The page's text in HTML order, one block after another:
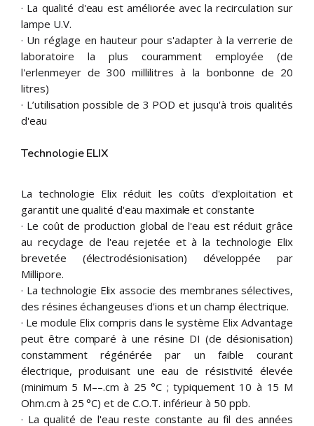
· La qualité d'eau est améliorée avec la recirculation sur
lampe U.V.
· Un réglage en hauteur pour s'adapter à la verrerie de
laboratoire la plus couramment employée (de
l'erlenmeyer de 300 millilitres à la bonbonne de 20
litres)
· L’utilisation possible de 3 POD et jusqu'à trois qualités
d'eau
Technologie ELIX
La technologie Elix réduit les coûts d'exploitation et
garantit une qualité d'eau maximale et constante
· Le coût de production global de l'eau est réduit grâce
au recyclage de l'eau rejetée et à la technologie Elix
brevetée (électrodésionisation) développée par
Millipore.
· La technologie Elix associe des membranes sélectives,
des résines échangeuses d'ions et un champ électrique.
· Le module Elix compris dans le système Elix Advantage
peut être comparé à une résine DI (de désionisation)
constamment régénérée par un faible courant
électrique, produisant une eau de résistivité élevée
(minimum 5 M––.cm à 25 °C ; typiquement 10 à 15 M
Ohm.cm à 25 °C) et de C.O.T. inférieur à 50 ppb.
· La qualité de l'eau reste constante au fil des années